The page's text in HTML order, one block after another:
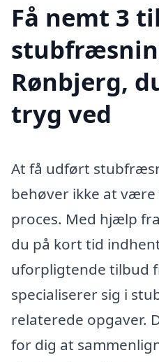
Få nemt 3
Rønbjerg,
tryg ved
At få udført
behøver ikke at
proces. Med hjælp
du på kort tid
uforpligtende tilbud
specialiserer sig i
relaterede opgaver.
for dig at